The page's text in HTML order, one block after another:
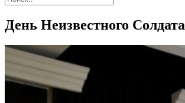
День Неизвестного Солдата